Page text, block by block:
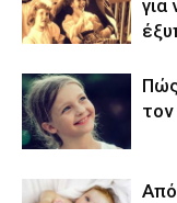
για
Από